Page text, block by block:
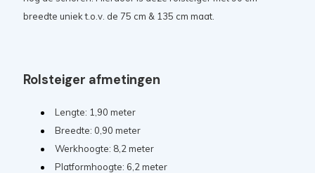
breedte uniek t.o.v. de 75 cm & 135 cm maat.
Rolsteiger afmetingen
Lengte: 1,90 meter
Breedte: 0,90 meter
Werkhoogte: 8,2 meter
Platformhoogte: 6,2 meter